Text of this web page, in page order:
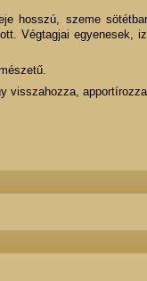
hosszú, szeme
Végtagjai egyenesek,
visszahozza,